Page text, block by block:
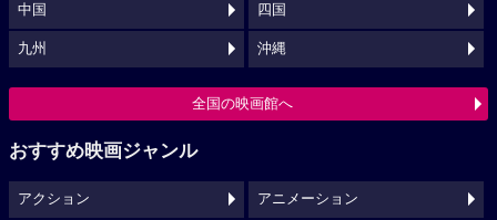
中国 四国
九州 沖縄
全国の映画館へ
おすすめ映画ジャンル
アクション アニメーション